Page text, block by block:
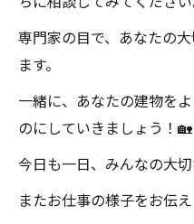
専門家の目で、あなたの
ます。
一緒に、あなたの建物を
のにしていきましょう！🏡
今日も一日、みんなの大
またお仕事の様子をお伝え